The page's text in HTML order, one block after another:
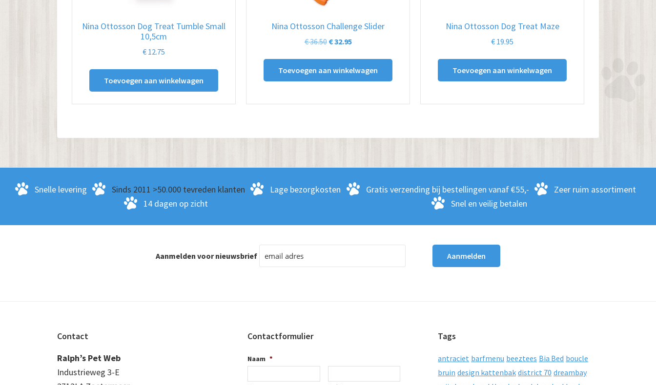
Nina Ottosson Dog Treat Tumble Small
10,5cm
€ 12.75
Toevoegen aan winkelwagen
Nina Ottosson Challenge Slider
€36.50 Oorspronkelijke
€ 36.50.
€32.95Huidige
€ 32.95.
Toevoegen aan winkelwagen
Nina Ottosson Dog Treat Maze
€ 19.95
Toevoegen aan winkelwagen
Snelle levering Sinds 2011 >50.000 tevreden klanten Lage bezorgkosten Gratis verzending bij bestellingen vanaf €55,-
Zeer ruim assortiment
14 dagen op zicht
Snel en veilig betalen
Aanmelden voor nieuwsbrief
Contact
Ralph’s Pet Web
Industrieweg 3-E
Contactformulier
Naam *
Tags
antraciet barfmenu beeztees Bia Bed boucle
bruin design kattenbak district 70 dreambay